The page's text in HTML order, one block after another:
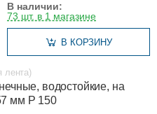
В наличии:
73 шт. в 1 магазине
В КОРЗИНУ
лента)
водостойкие, на
мм Р 150